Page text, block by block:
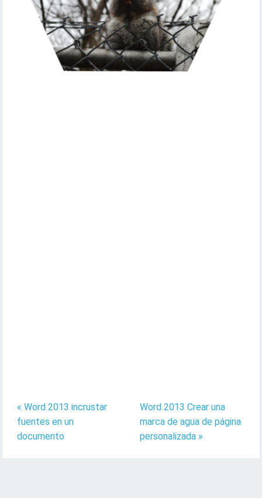
« Word 2013 incrustar
fuentes en un
documento
Word 2013 Crear una
marca de agua de página
personalizada »